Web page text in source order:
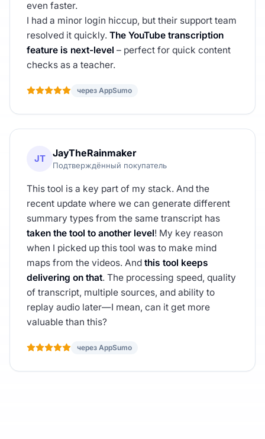
even faster.
I had a minor login hiccup, but their support team
resolved it quickly. The YouTube transcription
feature is next-level – perfect for quick content
checks as a teacher.
через AppSumo
JT JayTheRainmaker
Подтверждённый покупатель
This tool is a key part of my stack. And the
recent update where we can generate different
summary types from the same transcript has
taken the tool to another level! My key reason
when I picked up this tool was to make mind
maps from the videos. And this tool keeps
delivering on that. The processing speed, quality
of transcript, multiple sources, and ability to
replay audio later—I mean, can it get more
valuable than this?
через AppSumo